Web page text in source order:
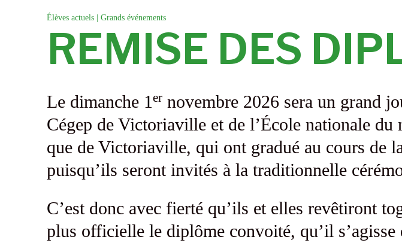
Élèves actuels| Grands événements
REMISE DES
Le dimanche 1 ernovembre 2026 sera un grand
Cégep de Victoriaville et de l’École nationale
que de Victoriaville, qui ont gradué au cours de
puisqu’ils seront invités à la traditionnelle
C’est donc avec fierté qu’ils et elles revêtiront
plus officielle le diplôme convoité, qu’il